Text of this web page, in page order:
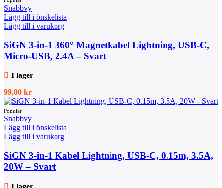
Snabbvy
Lägg till i önskelista
Lägg till i varukorg
SiGN 3-in-1 360° Magnetkabel Lightning, USB-C,
Micro-USB, 2.4A – Svart
I lager
99,00 kr
Snabbvy
Lägg till i önskelista
Lägg till i varukorg
SiGN 3-in-1 Kabel Lightning, USB-C, 0.15m, 3.5A,
20W – Svart
I lager